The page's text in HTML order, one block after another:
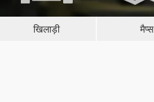
खिलाड़ी मैप्स